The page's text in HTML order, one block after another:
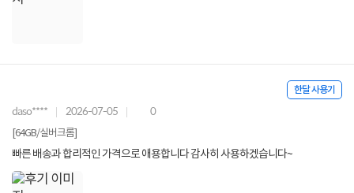
한달 사용기
daso**** 2026-07-05 0
[64GB/실버크롬]
빠른 배송과 합리적인 가격으로 애용합니다 감사히 사용하겠습니다~